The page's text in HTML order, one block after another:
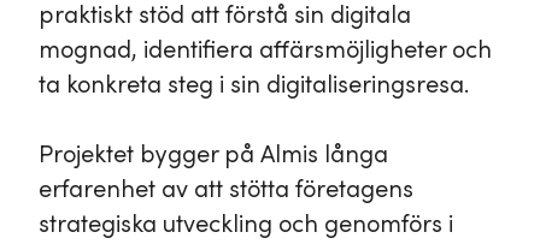
praktiskt stöd att förstå sin digitala
mognad, identifiera affärsmöjligheter och
ta konkreta steg i sin digitaliseringsresa.
Projektet bygger på Almis långa
erfarenhet av att stötta företagens
strategiska utveckling och genomförs i